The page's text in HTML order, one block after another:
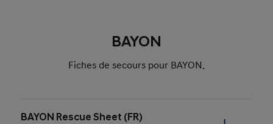
BAYON
Fiches de secours pour BAYON.
BAYON Rescue Sheet (FR)